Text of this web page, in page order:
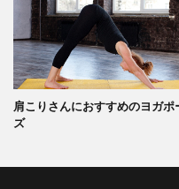
肩こりさんにおすすめのヨガポ
ズ